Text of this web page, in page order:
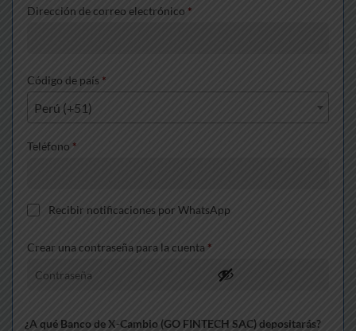
Dirección de correo electrónico *
Código de país *
Perú (+51)
Teléfono *
Recibir notificaciones por WhatsApp
Crear una contraseña para la cuenta *
¿A qué Banco de X-Cambio (GO FINTECH SAC) depositarás?